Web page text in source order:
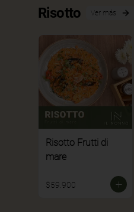
Risotto Ver más
Risotto Frutti di
mare
$59.900